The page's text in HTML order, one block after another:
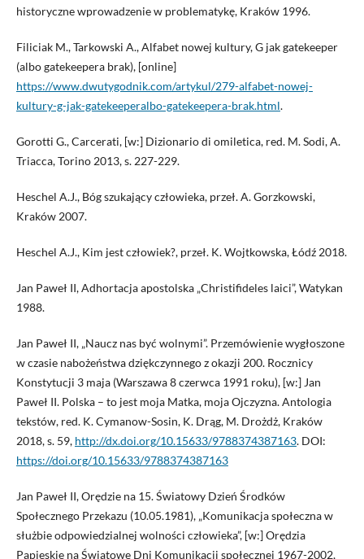
historyczne wprowadzenie w problematykę, Kraków 1996.
Filiciak M., Tarkowski A., Alfabet nowej kultury, G jak gatekeeper
(albo gatekeepera brak), [online]
https://www.dwutygodnik.com/artykul/279-alfabet-nowej-
kultury-g-jak-gatekeeperalbo-gatekeepera-brak.html.
Gorotti G., Carcerati, [w:] Dizionario di omiletica, red. M. Sodi, A.
Triacca, Torino 2013, s. 227-229.
Heschel A.J., Bóg szukający człowieka, przeł. A. Gorzkowski,
Kraków 2007.
Heschel A.J., Kim jest człowiek?, przeł. K. Wojtkowska, Łódź 2018.
Jan Paweł II, Adhortacja apostolska „Christifideles laici”, Watykan
1988.
Jan Paweł II, „Naucz nas być wolnymi”. Przemówienie wygłoszone
w czasie nabożeństwa dziękczynnego z okazji 200. Rocznicy
Konstytucji 3 maja (Warszawa 8 czerwca 1991 roku), [w:] Jan
Paweł II. Polska – to jest moja Matka, moja Ojczyzna. Antologia
tekstów, red. K. Cymanow-Sosin, K. Drąg, M. Drożdż, Kraków
2018, s. 59, http://dx.doi.org/10.15633/9788374387163. DOI:
https://doi.org/10.15633/9788374387163
Jan Paweł II, Orędzie na 15. Światowy Dzień Środków
Społecznego Przekazu (10.05.1981), „Komunikacja społeczna w
służbie odpowiedzialnej wolności człowieka”, [w:] Orędzia
Papieskie na Światowe Dni Komunikacji społecznej 1967-2002,